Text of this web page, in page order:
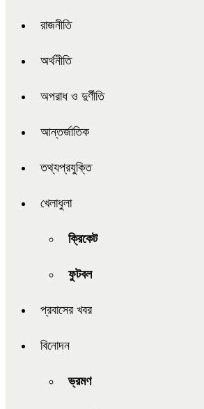
রাজনীতি
অর্থনীতি
অপরাধ ও দুর্ণীতি
আন্তর্জাতিক
তথ্যপ্রযুক্তি
খেলাধুলা
ক্রিকেট
ফুটবল
প্রবাসের খবর
বিনোদন
ভ্রমণ